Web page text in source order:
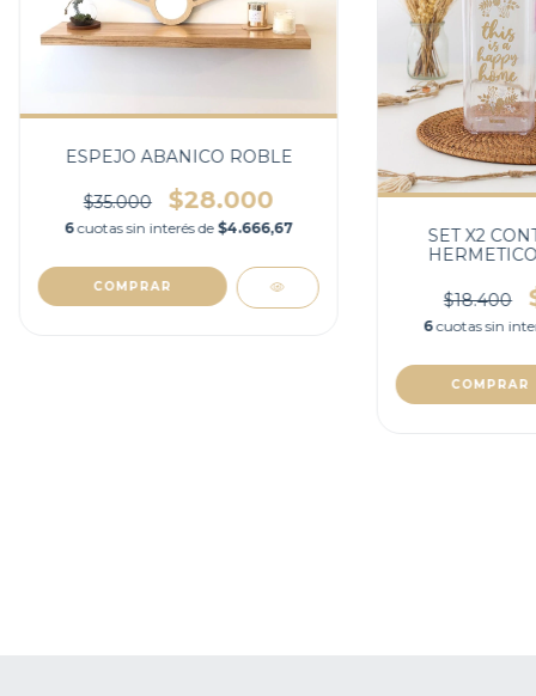
ESPEJO ABANICO ROBLE
$35.000 $28.000
6 cuotas sin interés de $4.666,67
SET X2
$18.400
6 cuotas sin